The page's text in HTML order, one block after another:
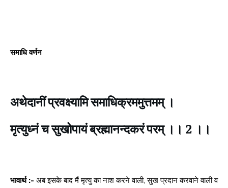
समाधि वर्णन
अथेदानीं प्रवक्ष्यामि समाधिक्रममुत्तमम् ।
मृत्युध्नं च सुखोपायं ब्रह्मानन्दकरं परम् ।। 2 ।।
भावार्थ :- अब इसके बाद मैं मृत्यु का नाश करने वाली, सुख प्रदान करवाने वाली व